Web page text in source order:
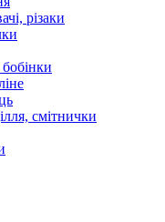
різаки
смітнички